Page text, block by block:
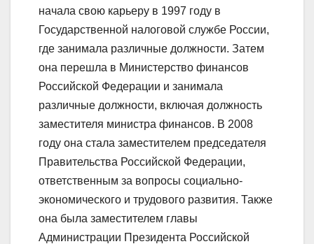
начала свою карьеру в 1997 году в
Государственной налоговой службе России,
где занимала различные должности. Затем
она перешла в Министерство финансов
Российской Федерации и занимала
различные должности, включая должность
заместителя министра финансов. В 2008
году она стала заместителем председателя
Правительства Российской Федерации,
ответственным за вопросы социально-
экономического и трудового развития. Также
она была заместителем главы
Администрации Президента Российской